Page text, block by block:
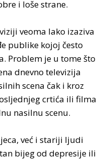
i loše strane.
veoma lako izaziva
publike kojoj često
Problem je u tome što
dnevno televizija
scena čak i kroz
crtića ili filma
nasilnu scenu.
već i stariji ljudi
bijeg od depresije ili